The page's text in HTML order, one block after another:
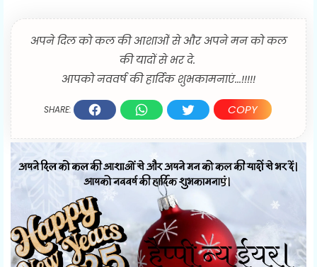
अपने दिल को कल की आशाओं से और अपने मन को कल
की यादों से भर दे.
आपको नववर्ष की हार्दिक शुभकामनाएं...!!!!!
SHARE: COPY